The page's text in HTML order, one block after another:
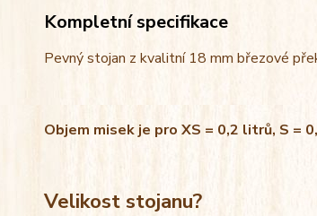
Kompletní specifikace
Pevný stojan z kvalitní 18 mm březové
Objem misek je pro XS = 0,2 litrů, S =
Velikost stojanu?